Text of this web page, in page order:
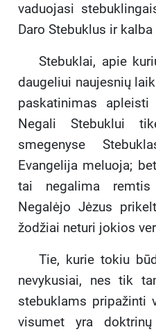
vaduojasi
Daro Stebuklus ir
Stebuklai, apie
daugeliui naujesnių
paskatinimas
Negali Stebuklui
smegenyse
Evangelija meluoja;
tai negalima
Negalėjo Jėzus
žodžiai neturi jokios
Tie, kurie tokiu
nevykusiai, nes tik
stebuklams pripažinti
visumet yra